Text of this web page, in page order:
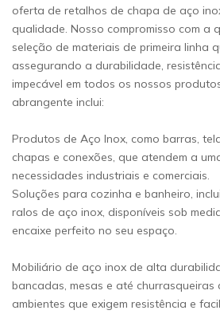
oferta de retalhos de chapa de aço
qualidade. Nosso compromisso com a
seleção de materiais de primeira linha
assegurando a durabilidade,
impecável em todos os nossos
abrangente inclui:
Produtos de Aço Inox, como barras,
chapas e conexões, que atendem a
necessidades industriais e comerciais.
Soluções para cozinha e banheiro,
ralos de aço inox, disponíveis sob
encaixe perfeito no seu espaço.
Mobiliário de aço inox de alta
bancadas, mesas e até churrasqueiras
ambientes que exigem resistência e